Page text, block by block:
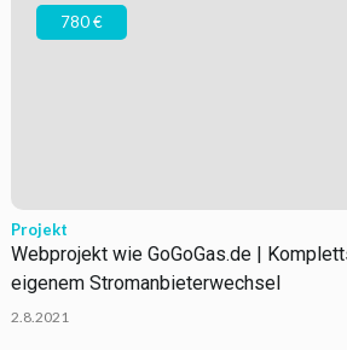
780 €
Projekt
Webprojekt wie GoGoGas.de |
eigenem Stromanbieterwechsel
2.8.2021